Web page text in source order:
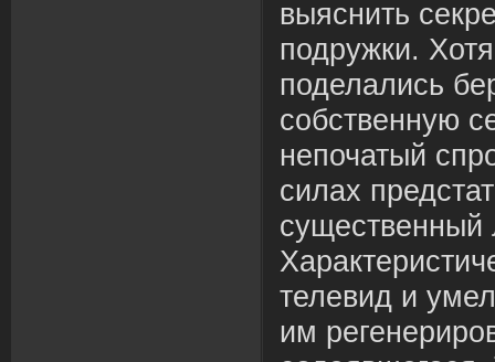
выяснить
подружки.
поделались
собственную
непочатый
силах
существенный
телевид и
им